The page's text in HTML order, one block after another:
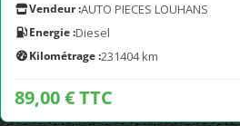
Vendeur :AUTO PIECES LOUHANS
Energie :Diesel
Kilométrage :231404 km
89,00 € TTC